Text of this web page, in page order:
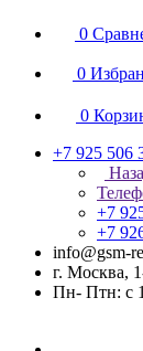
0
0
0
+7 925 506
+7
+7
info@gsm-
г. Москва,
Пн- Птн: с